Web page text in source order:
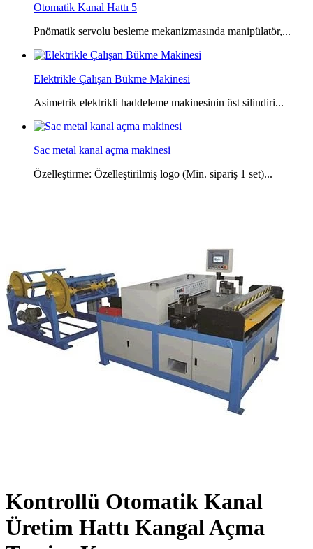
Otomatik Kanal Hattı 5
Pnömatik servolu besleme mekanizmasında manipülatör,...
Elektrikle Çalışan Bükme Makinesi
Asimetrik elektrikli haddeleme makinesinin üst silindiri...
Sac metal kanal açma makinesi
Özelleştirme: Özelleştirilmiş logo (Min. sipariş 1 set)...
Kontrollü Otomatik Kanal
Üretim Hattı Kangal Açma